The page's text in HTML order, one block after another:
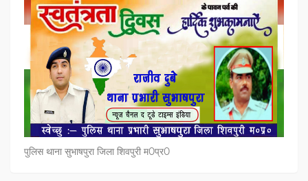
पुलिस थाना सुभाषपुरा जिला शिवपुरी म0प्र0